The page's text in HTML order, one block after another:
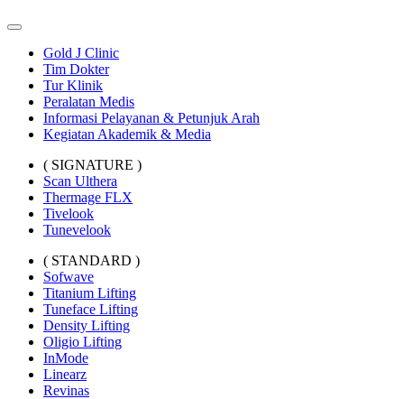
Gold J Clinic
Tim Dokter
Tur Klinik
Peralatan Medis
Informasi Pelayanan & Petunjuk Arah
Kegiatan Akademik & Media
( SIGNATURE )
Scan Ulthera
Thermage FLX
Tivelook
Tunevelook
( STANDARD )
Sofwave
Titanium Lifting
Tuneface Lifting
Density Lifting
Oligio Lifting
InMode
Linearz
Revinas